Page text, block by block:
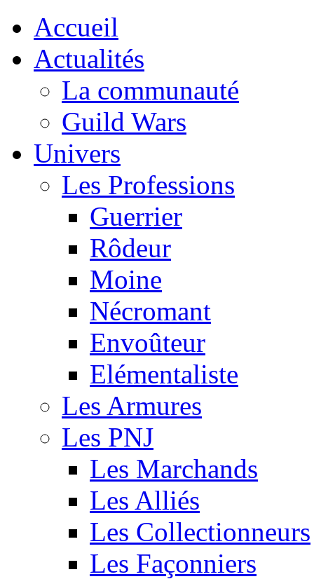
Accueil
Actualités
La communauté
Guild Wars
Univers
Les Professions
Guerrier
Rôdeur
Moine
Nécromant
Envoûteur
Elémentaliste
Les Armures
Les PNJ
Les Marchands
Les Alliés
Les Collectionneurs
Les Façonniers